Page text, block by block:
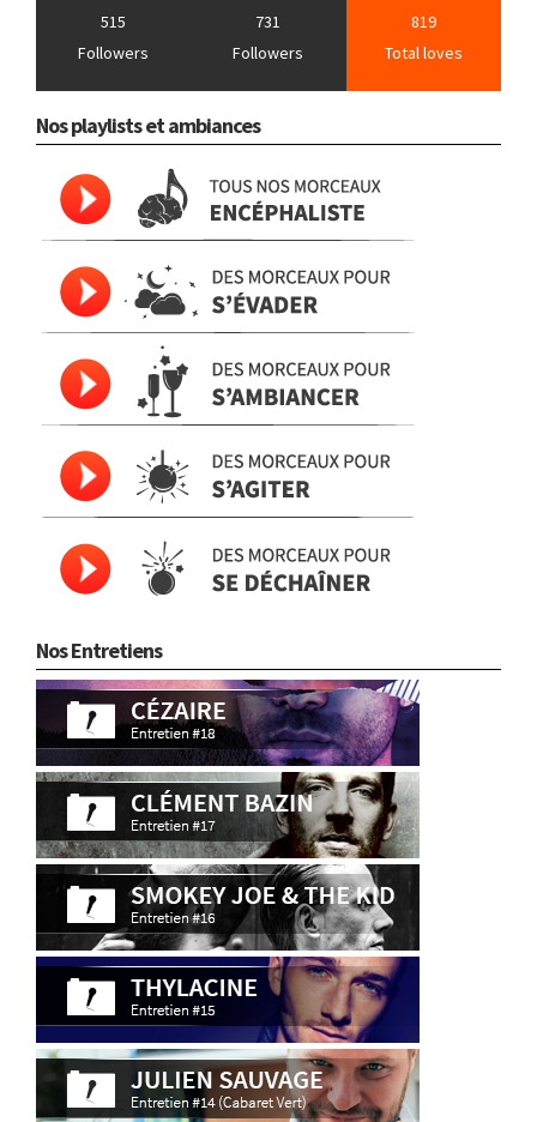
515
Followers
731
Followers
819
Total loves
Nos playlists et ambiances
Nos Entretiens